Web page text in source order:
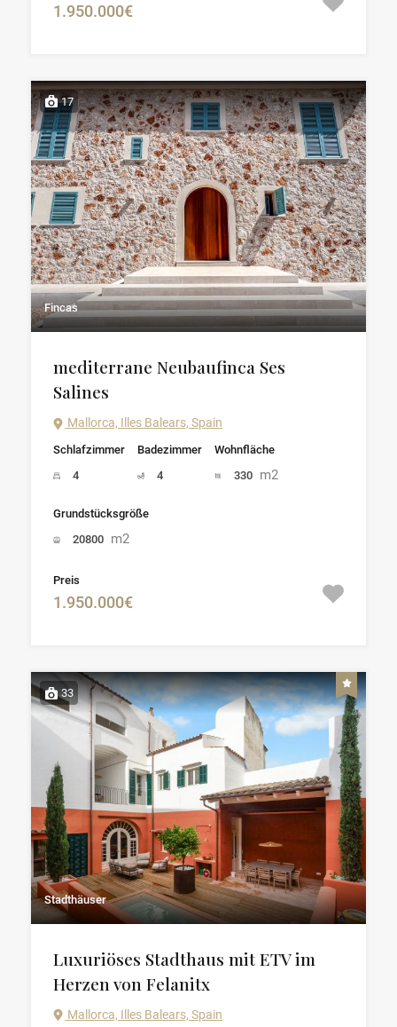
1.950.000€
17
Fincas
mediterrane Neubaufinca Ses
Salines
Mallorca, Illes Balears, Spain
Schlafzimmer
4
Badezimmer
4
Wohnfläche
330 m2
Grundstücksgröße
20800 m2
Preis
1.950.000€
33
Stadthäuser
Luxuriöses Stadthaus mit ETV im
Herzen von Felanitx
Mallorca, Illes Balears, Spain